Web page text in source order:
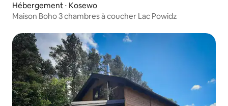
Hébergement ⋅ Kosewo
Maison Boho 3 chambres à coucher Lac Powidz